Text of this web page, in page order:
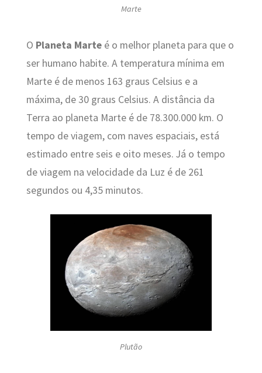
Marte
O Planeta Marteé o melhor planeta para que o
ser humano habite. A temperatura mínima em
Marte é de menos 163 graus Celsius e a
máxima, de 30 graus Celsius. A distância da
Terra ao planeta Marte é de 78.300.000 km. O
tempo de viagem, com naves espaciais, está
estimado entre seis e oito meses. Já o tempo
de viagem na velocidade da Luz é de 261
segundos ou 4,35 minutos.
Plutão